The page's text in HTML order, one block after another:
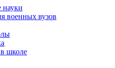
науки
военных вузов
школе